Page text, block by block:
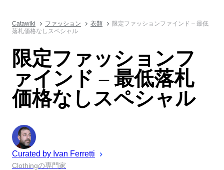
Catawiki ファッション 衣類
限定ファッションファインド – 最低
落札価格なしスペシャル
限定ファッションフ
ァインド – 最低落札
価格なしスペシャル
Curated by Ivan Ferretti
Clothingの専門家